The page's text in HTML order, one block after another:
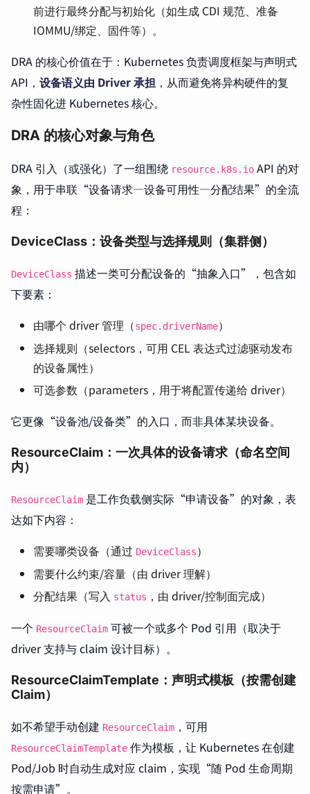
前进行最终分配与初始化（如生成 CDI 规范、准备
IOMMU/绑定、固件等）。
DRA 的核心价值在于：Kubernetes 负责调度框架与声明式
API， 设备语义由 Driver 承担 ，从而避免将异构硬件的复
杂性固化进 Kubernetes 核心。
DRA 的核心对象与角色
DRA 引入（或强化）了一组围绕 resource.k8s.io API 的对
象，用于串联“设备请求—设备可用性—分配结果”的全流
程：
DeviceClass：设备类型与选择规则（集群侧）
DeviceClass 描述一类可分配设备的“抽象入口”，包含如
下要素：
由哪个 driver 管理（spec.driverName）
选择规则（selectors，可用 CEL 表达式过滤驱动发布
的设备属性）
可选参数（parameters，用于将配置传递给 driver）
它更像“设备池/设备类”的入口，而非具体某块设备。
ResourceClaim：一次具体的设备请求（命名空间
内）
ResourceClaim 是工作负载侧实际“申请设备”的对象，表
达如下内容：
需要哪类设备（通过 DeviceClass）
需要什么约束/容量（由 driver 理解）
分配结果（写入 status ，由 driver/控制面完成）
一个 ResourceClaim 可被一个或多个 Pod 引用（取决于
driver 支持与 claim 设计目标）。
ResourceClaimTemplate：声明式模板（按需创建
Claim）
如不希望手动创建 ResourceClaim ，可用
ResourceClaimTemplate 作为模板，让 Kubernetes 在创建
Pod/Job 时自动生成对应 claim，实现“随 Pod 生命周期
按需申请”。